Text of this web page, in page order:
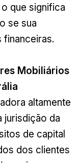
que significa
se sua
Mobiliários
altamente
jurisdição da
de capital
dos clientes